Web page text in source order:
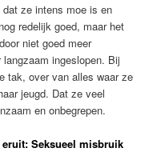
ze intens moe is en
redelijk goed, maar het
niet goed meer
ingeslopen. Bij
tak, over van alles waar ze
jeugd. Dat ze veel
en onbegrepen.
Seksueel misbruik